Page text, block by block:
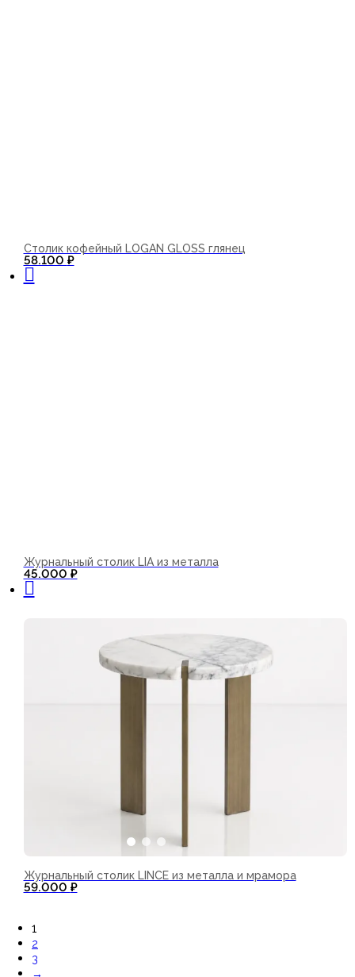
Столик кофейный LOGAN GLOSS глянец
58.100 ₽
Журнальный столик LIA из металла
45.000 ₽
Журнальный столик LINCE из металла и мрамора
59.000 ₽
1
2
3
→